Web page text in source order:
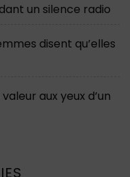
un silence radio
disent qu’elles
aux yeux d’un